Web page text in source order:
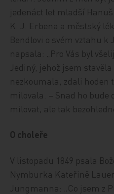
jedenáct let mladší
K. J. Erbena a městský
Bendlovi o svém vztahu k
napsala: „Pro Vás byl
Jediný, jehož jsem
nezkoumala, zdali hoden
milovala. – Snad ho bude
milovat, ale tak
O choleře
V listopadu 1849 psala
Nymburka Kateřině
Jungmanna: „Co jsem z